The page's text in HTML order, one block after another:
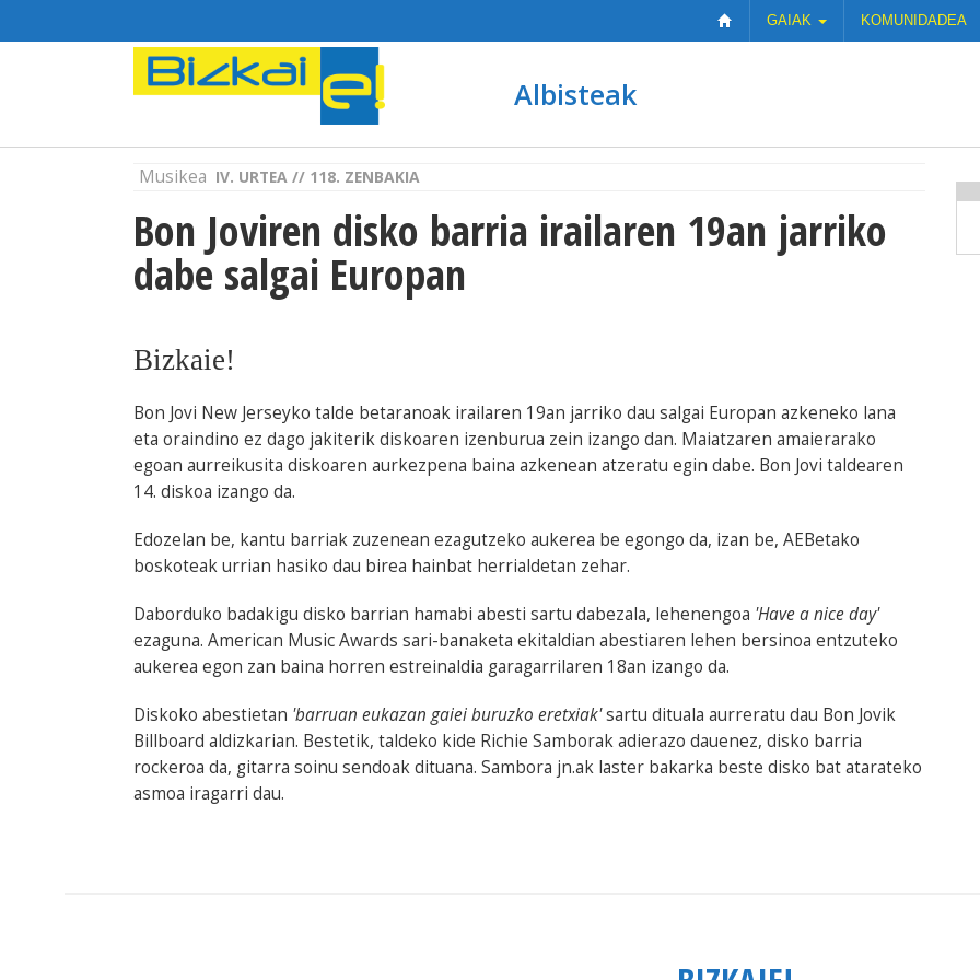
GAIAK KOMUNIDADEA
Albisteak
Musikea IV. URTEA // 118. ZENBAKIA
Bon Joviren disko barria irailaren 19an jarriko
dabe salgai Europan
Bizkaie!
Bon Jovi New Jerseyko talde betaranoak irailaren 19an jarriko dau salgai Europan azkeneko lana
eta oraindino ez dago jakiterik diskoaren izenburua zein izango dan. Maiatzaren amaierarako
egoan aurreikusita diskoaren aurkezpena baina azkenean atzeratu egin dabe. Bon Jovi taldearen
14. diskoa izango da.
Edozelan be, kantu barriak zuzenean ezagutzeko aukerea be egongo da, izan be, AEBetako
boskoteak urrian hasiko dau birea hainbat herrialdetan zehar.
Daborduko badakigu disko barrian hamabi abesti sartu dabezala, lehenengoa 'Have a nice day'
ezaguna. American Music Awards sari-banaketa ekitaldian abestiaren lehen bersinoa entzuteko
aukerea egon zan baina horren estreinaldia garagarrilaren 18an izango da.
Diskoko abestietan 'barruan eukazan gaiei buruzko eretxiak'sartu dituala aurreratu dau Bon Jovik
Billboard aldizkarian. Bestetik, taldeko kide Richie Samborak adierazo dauenez, disko barria
rockeroa da, gitarra soinu sendoak dituana. Sambora jn.ak laster bakarka beste disko bat atarateko
asmoa iragarri dau.